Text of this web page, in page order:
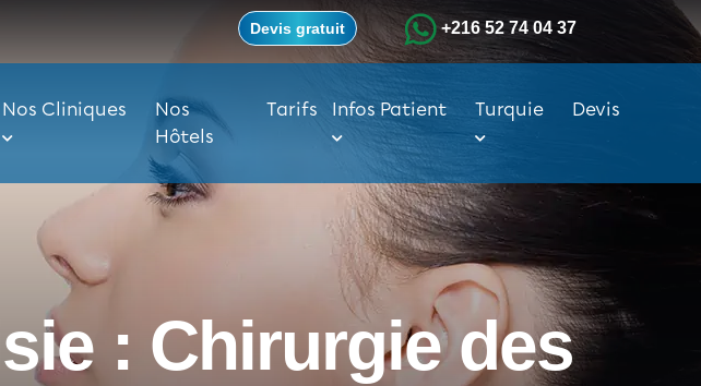
Devis gratuit +216 52 74 04 37
Nos Cliniques
Nos
Hôtels
Tarifs Infos Patient Turquie Devis
: Chirurgie des